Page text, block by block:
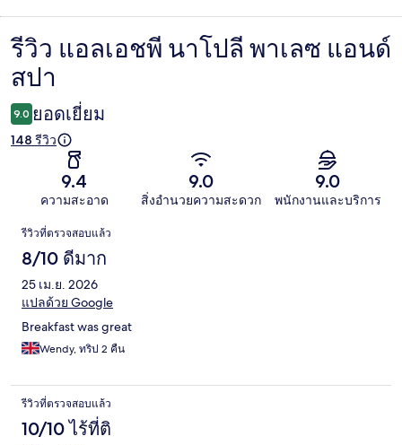
รีวิว
รีวิว แอลเอชพี นาโปลี พาเลซ แอนด์
สปา
9.0 ยอดเยี่ยม
148 รีวิว
9.4
ความสะอาด
9.0
สิ่งอำนวยความสะดวก
9.0
พนักงานและบริการ
รีวิว
รีวิวที่ตรวจสอบแล้ว
8/10 ดีมาก
25 เม.ย. 2026
แปลด้วย Google
Breakfast was great
Wendy, ทริป 2 คืน
รีวิวที่ตรวจสอบแล้ว
10/10 ไร้ที่ติ